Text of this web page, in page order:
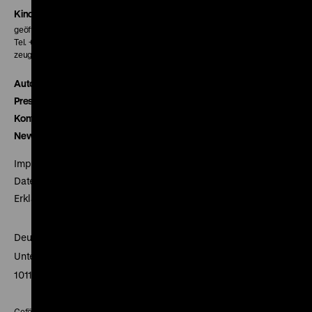
Kinokasse
geöffnet 30 Minuten vor Beginn der ersten Vorstellung
Tel. + 49 30 20304-770
zeughauskino@dhm.de
Autor*innen
Presse
Kontakt
Newsletter
Impressum
Datenschutz
Erklärung digitale Barrierefreiheit
Deutsches Historisches Museum
Unter den Linden 2
10117 Berlin